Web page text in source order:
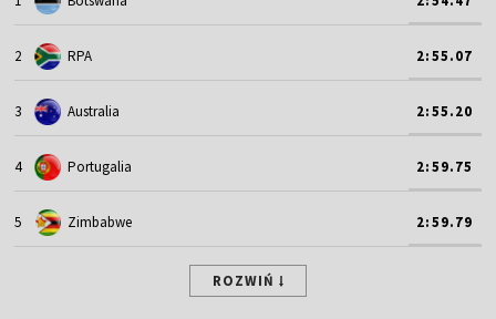
2 RPA 2:55.07
3 Australia 2:55.20
4 Portugalia 2:59.75
5 Zimbabwe 2:59.79
ROZWIŃ